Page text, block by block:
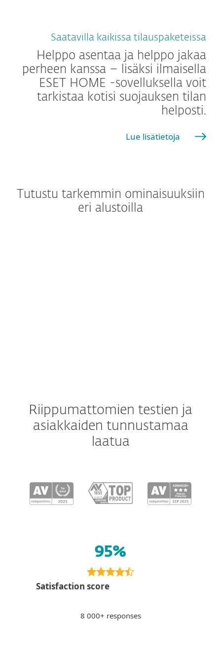
Saatavilla kaikissa tilauspaketeissa
Helppo asentaa ja helppo jakaa
perheen kanssa – lisäksi ilmaisella
ESET HOME -sovelluksella voit
tarkistaa kotisi suojauksen tilan
helposti.
Lue lisätietoja
Tutustu tarkemmin ominaisuuksiin
eri alustoilla
Riippumattomien testien ja
asiakkaiden tunnustamaa
laatua
95%
Satisfaction score
8 000+ responses